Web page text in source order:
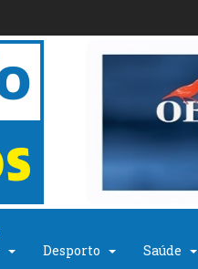
Desporto Saúde